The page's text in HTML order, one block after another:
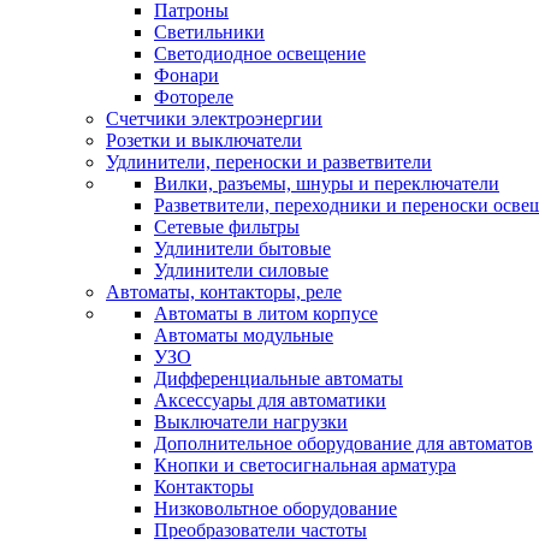
Патроны
Светильники
Светодиодное освещение
Фонари
Фотореле
Счетчики электроэнергии
Розетки и выключатели
Удлинители, переноски и разветвители
Вилки, разъемы, шнуры и переключатели
Разветвители, переходники и переноски
Сетевые фильтры
Удлинители бытовые
Удлинители силовые
Автоматы, контакторы, реле
Автоматы в литом корпусе
Автоматы модульные
УЗО
Дифференциальные автоматы
Аксессуары для автоматики
Выключатели нагрузки
Дополнительное оборудование для автоматов
Кнопки и светосигнальная арматура
Контакторы
Низковольтное оборудование
Преобразователи частоты